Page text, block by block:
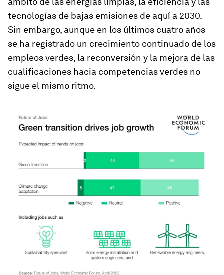
tecnologías de bajas emisiones de aquí a 2030.
Sin embargo, aunque en los últimos cuatro años
se ha registrado un crecimiento continuado de los
empleos verdes, la reconversión y la mejora de las
cualificaciones hacia competencias verdes no
sigue el mismo ritmo.